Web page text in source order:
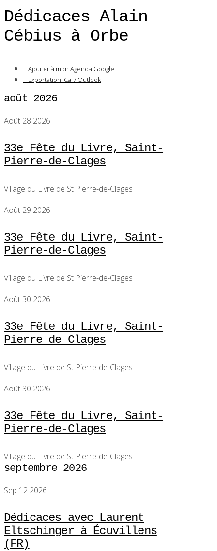
Dédicaces Alain
Cébius à Orbe
+ Ajouter à mon Agenda Google
+ Exportation iCal / Outlook
août 2026
Août 28 2026
33e Fête du Livre, Saint-
Pierre-de-Clages
Village du Livre de St Pierre-de-Clages
Août 29 2026
33e Fête du Livre, Saint-
Pierre-de-Clages
Village du Livre de St Pierre-de-Clages
Août 30 2026
33e Fête du Livre, Saint-
Pierre-de-Clages
Village du Livre de St Pierre-de-Clages
Août 30 2026
33e Fête du Livre, Saint-
Pierre-de-Clages
Village du Livre de St Pierre-de-Clages
septembre 2026
Sep 12 2026
Dédicaces avec Laurent
Eltschinger à Écuvillens
(FR)